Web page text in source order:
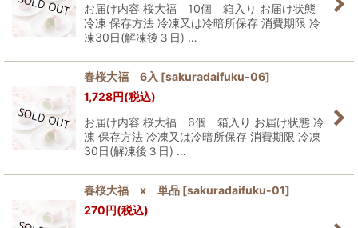
お届け内容 桜大福 10個 箱入り お届け状態
冷凍 保存方法 冷凍又は冷暗所保存 消費期限 冷
凍30日(解凍後３日) …
春桜大福 6入 [sakuradaifuku-06]
1,728円(税込)
お届け内容 桜大福 6個 箱入り お届け状態 冷
凍 保存方法 冷凍又は冷暗所保存 消費期限 冷凍
30日(解凍後３日) …
春桜大福 x 単品 [sakuradaifuku-01]
270円(税込)